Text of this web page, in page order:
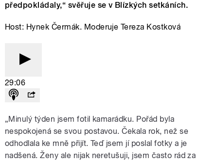
předpokládaly,“ svěřuje se v Blízkých setkáních.
Host: Hynek Čermák. Moderuje Tereza Kostková
29:06
„Minulý týden jsem fotil kamarádku. Pořád byla
nespokojená se svou postavou. Čekala rok, než se
odhodlala ke mně přijít. Teď jsem jí poslal fotky a je
nadšená. Ženy ale nijak neretušuji, jsem často rád za